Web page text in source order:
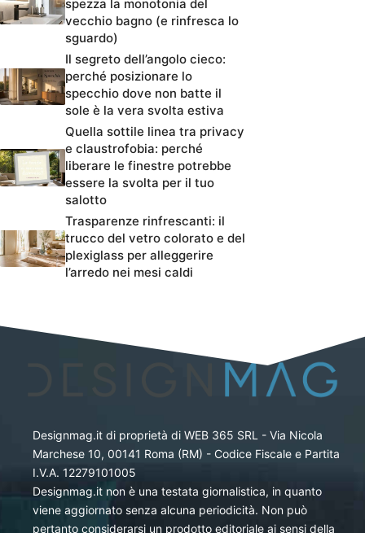
spezza la monotonia del
vecchio bagno (e rinfresca lo
sguardo)
Il segreto dell’angolo cieco:
perché posizionare lo
specchio dove non batte il
sole è la vera svolta estiva
Quella sottile linea tra privacy
e claustrofobia: perché
liberare le finestre potrebbe
essere la svolta per il tuo
salotto
Trasparenze rinfrescanti: il
trucco del vetro colorato e del
plexiglass per alleggerire
l’arredo nei mesi caldi
Designmag.it di proprietà di WEB 365 SRL - Via Nicola
Marchese 10, 00141 Roma (RM) - Codice Fiscale e Partita
I.V.A. 12279101005
Designmag.it non è una testata giornalistica, in quanto
viene aggiornato senza alcuna periodicità. Non può
pertanto considerarsi un prodotto editoriale ai sensi della